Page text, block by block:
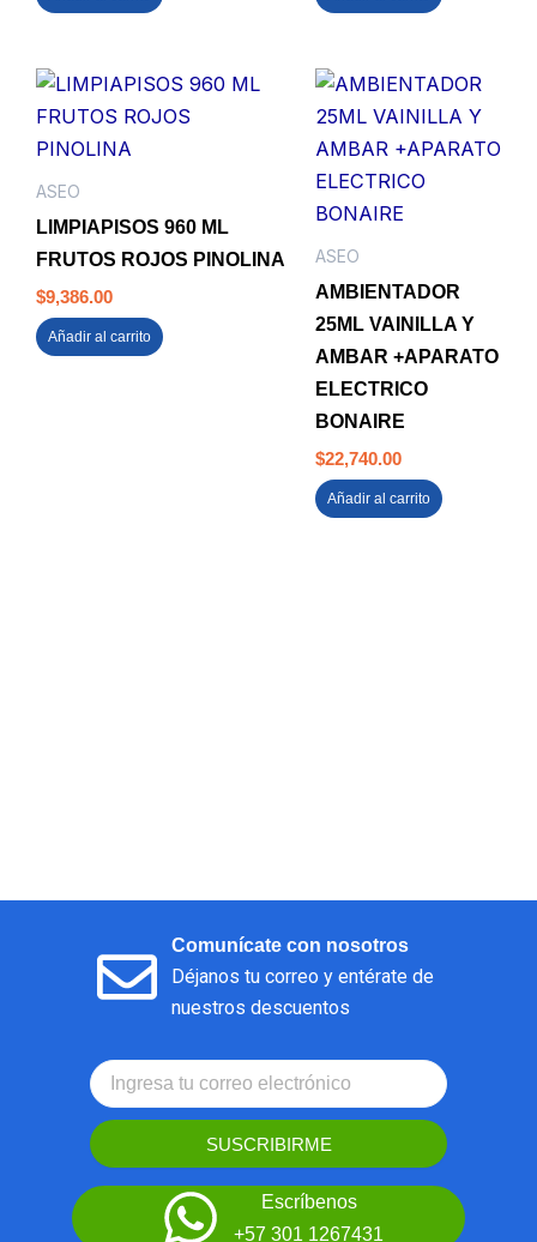
ASEO
LIMPIAPISOS 960 ML
FRUTOS ROJOS PINOLINA
$9,386.00
Añadir al carrito
ASEO
AMBIENTADOR
25ML VAINILLA Y
AMBAR +APARATO
ELECTRICO
BONAIRE
$22,740.00
Añadir al carrito
Comunícate con nosotros
Déjanos tu correo y entérate de
nuestros descuentos
SUSCRIBIRME
Escríbenos
+57 301 1267431